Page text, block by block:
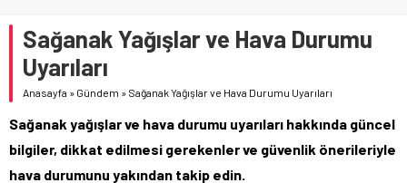
Sağanak Yağışlar ve Hava Durumu
Uyarıları
Anasayfa » Gündem » Sağanak Yağışlar ve Hava Durumu Uyarıları
Sağanak yağışlar ve hava durumu uyarıları hakkında güncel
bilgiler, dikkat edilmesi gerekenler ve güvenlik önerileriyle
hava durumunu yakından takip edin.